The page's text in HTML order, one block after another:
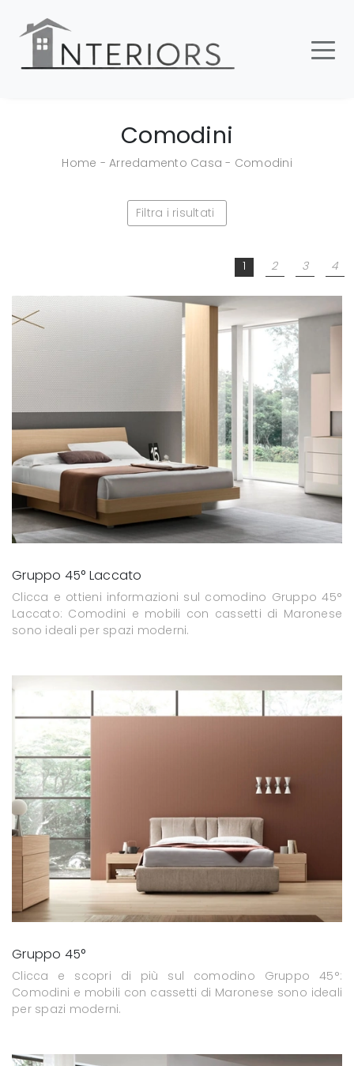
Comodini
Home - Arredamento Casa - Comodini
Filtra i risultati
1 2 3 4
Gruppo 45° Laccato
Clicca e ottieni informazioni sul comodino Gruppo 45°
Laccato: Comodini e mobili con cassetti di Maronese
sono ideali per spazi moderni.
Gruppo 45°
Clicca e scopri di più sul comodino Gruppo 45°:
Comodini e mobili con cassetti di Maronese sono ideali
per spazi moderni.